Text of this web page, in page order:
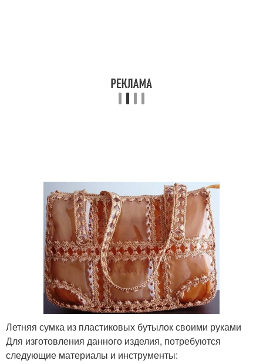
Летняя сумка из пластиковых бутылок своими руками
Для изготовления данного изделия, потребуются
следующие материалы и инструменты: